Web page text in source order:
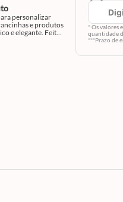
personalizar
e produtos
e elegante. Feita
excelente
* Os valores
quantidade
***Prazo de